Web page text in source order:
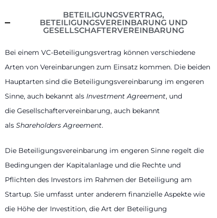
BETEILIGUNGSVERTRAG,
BETEILIGUNGSVEREINBARUNG UND
GESELLSCHAFTERVEREINBARUNG
Bei einem VC-Beteiligungsvertrag können verschiedene
Arten von Vereinbarungen zum Einsatz kommen. Die beiden
Hauptarten sind die Beteiligungsvereinbarung im engeren
Sinne, auch bekannt als Investment Agreement, und
die Gesellschaftervereinbarung, auch bekannt
als Shareholders Agreement.
Die Beteiligungsvereinbarung im engeren Sinne regelt die
Bedingungen der Kapitalanlage und die Rechte und
Pflichten des Investors im Rahmen der Beteiligung am
Startup. Sie umfasst unter anderem finanzielle Aspekte wie
die Höhe der Investition, die Art der Beteiligung